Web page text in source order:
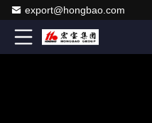
export@hongbao.com